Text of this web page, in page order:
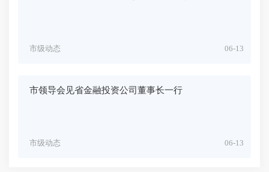
06-13
市级动态
市领导会见省金融投资公司董事长一行
06-13
市级动态